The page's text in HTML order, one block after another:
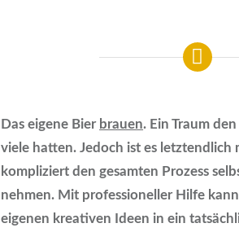
Das eigene Bier brauen. Ein Traum
viele hatten. Jedoch ist es letztendlich
kompliziert den gesamten Prozess
nehmen. Mit professioneller Hilfe
eigenen kreativen Ideen in ein